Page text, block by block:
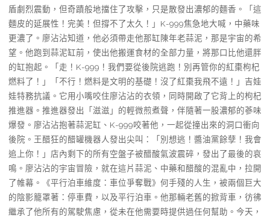
盾劇烈震動，但奇蹟般地擋住了攻擊，只是散發出濃郁的麵香。「這
麵皮的延展性！完美！但撐不了太久！」K-999焦急地大喊，中藥味
更濃了。廖沾沾知道，他必須帶走他那缸陳年老蒜泥，那是宇宙的希
望。他跑到蒜泥缸前，使出他搬運食材的全部力量，將那口比他還胖
的缸抱起。「走！K-999！我們要從後院逃跑！別再管你的紅棗枸杞
燃料了！」「不行！燃料是文明的基礎！沒了紅棗我飛不遠！」吉娃
娃特務抗議。它用小嘴咬住廖沾沾的衣領，同時開啟了它背上的枸杞
推進器。推進器發出「滋滋」的輕微煎煮聲，伴隨著一股濃郁的蔘味
爆發。廖沾沾抱著蒜泥缸、K-999咬著他，一起從撞出來的洞口衝向
後院。王醋狂的醋罐機器人發出尖叫：「別想逃！醬油黨餘孽！我會
追上你！」店內剩下的所有空盤子被醋酸氣波震碎，發出了最後的哀
鳴。廖沾沾的宇宙冒險，就在這片蒜泥、中藥和醋酸的混亂中，拉開
了帷幕。《平行泊車維度：車位爭奪戰》何手殘的人生，被兩個巨大
的陰影籠罩著：停車費，以及平行泊車。他那輛老舊的掀背車，彷彿
繼承了他所有的駕駛焦慮，從未在他需要時提供過任何幫助。今天，